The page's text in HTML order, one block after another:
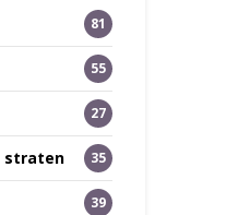
81
55
27
straten 35
39